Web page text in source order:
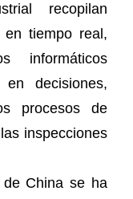
recopilan
en tiempo real,
informáticos
en decisiones,
procesos de
inspecciones
de China se ha